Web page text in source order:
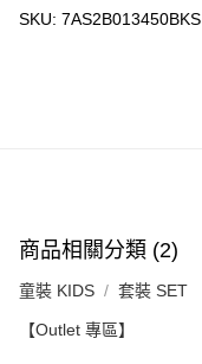
SKU: 7AS2B013450BKS
商品相關分類 (2)
童裝 KIDS 套裝 SET
【Outlet 專區】